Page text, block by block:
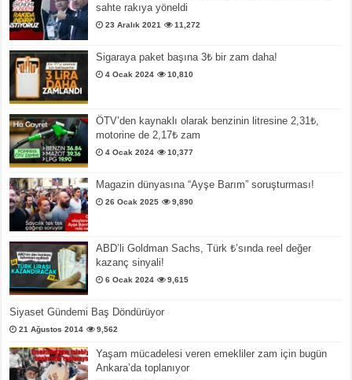
sahte rakıya yöneldi
23 Aralık 2021 11,272
Sigaraya paket başına 3₺ bir zam daha!
4 Ocak 2024 10,810
ÖTV’den kaynaklı olarak benzinin litresine 2,31₺,
motorine de 2,17₺ zam
4 Ocak 2024 10,377
Magazin dünyasına “Ayşe Barım” soruşturması!
26 Ocak 2025 9,890
ABD’li Goldman Sachs, Türk ₺’sında reel değer
kazanç sinyali!
6 Ocak 2024 9,615
Siyaset Gündemi Baş Döndürüyor
21 Ağustos 2014 9,562
Yaşam mücadelesi veren emekliler zam için bugün
Ankara’da toplanıyor